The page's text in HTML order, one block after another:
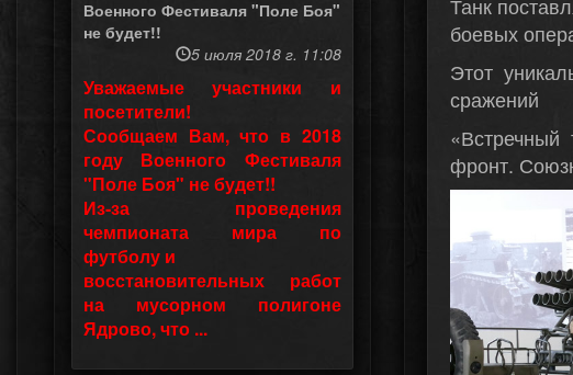
боевых
Этот
сражений
фронт.
Военного Фестиваля "Поле Боя"
не будет!!
5 июля 2018 г. 11:08
Уважаемые участники и
посетители!
Сообщаем Вам, что в 2018
году Военного Фестиваля
"Поле Боя" не будет!!
Из-за проведения
чемпионата мира по
футболу и
восстановительных работ
на мусорном полигоне
Ядрово, что ...